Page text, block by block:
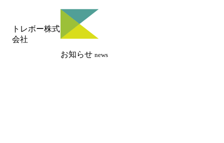
トレボー株式
会社
お知らせ news